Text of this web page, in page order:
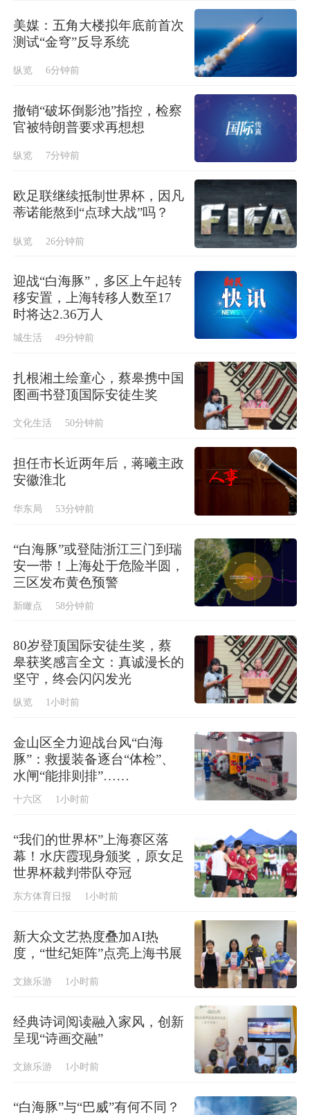
美媒：五角大楼拟年底前首次
测试“金穹”反导系统
纵览 6分钟前
撤销“破坏倒影池”指控，检察
官被特朗普要求再想想
纵览 7分钟前
欧足联继续抵制世界杯，因凡
蒂诺能熬到“点球大战”吗？
纵览 26分钟前
迎战“白海豚”，多区上午起转
移安置，上海转移人数至17
时将达2.36万人
城生活 49分钟前
扎根湘土绘童心，蔡皋携中国
图画书登顶国际安徒生奖
文化生活 50分钟前
担任市长近两年后，蒋曦主政
安徽淮北
华东局 53分钟前
“白海豚”或登陆浙江三门到瑞
安一带！上海处于危险半圆，
三区发布黄色预警
新瞰点 58分钟前
80岁登顶国际安徒生奖，蔡
皋获奖感言全文：真诚漫长的
坚守，终会闪闪发光
纵览 1小时前
金山区全力迎战台风“白海
豚”：救援装备逐台“体检”、
水闸“能排则排”……
十六区 1小时前
“我们的世界杯”上海赛区落
幕！水庆霞现身颁奖，原女足
世界杯裁判带队夺冠
东方体育日报 1小时前
新大众文艺热度叠加AI热
度，“世纪矩阵”点亮上海书展
文旅乐游 1小时前
经典诗词阅读融入家风，创新
呈现“诗画交融”
文旅乐游 1小时前
“白海豚”与“巴威”有何不同？